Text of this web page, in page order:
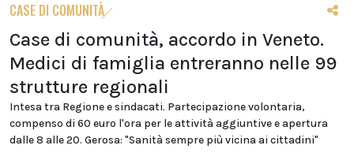
CASE DI COMUNITÀ
Case di comunità, accordo in Veneto.
Medici di famiglia entreranno nelle 99
strutture regionali
Intesa tra Regione e sindacati. Partecipazione volontaria,
compenso di 60 euro l'ora per le attività aggiuntive e apertura
dalle 8 alle 20. Gerosa: "Sanità sempre più vicina ai cittadini"